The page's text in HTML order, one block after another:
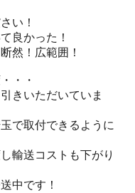
い！
良かった！
！広範囲！
・・
いただいていま
取付できるように
送コストも下がり
中です！